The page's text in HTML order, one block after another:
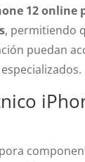
12 online
, permitiendo
puedan